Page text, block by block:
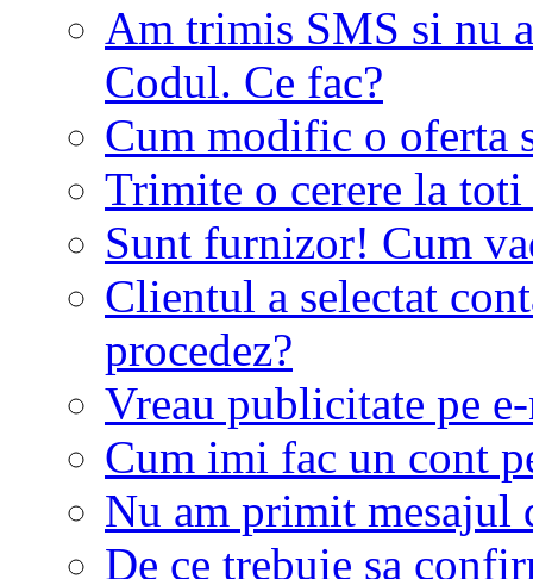
Am trimis SMS si nu
Codul. Ce fac?
Cum modific o oferta
Trimite o cerere la
Sunt furnizor! Cum
Clientul a selectat
procedez?
Vreau publicitate pe
Cum imi fac un cont
Nu am primit mesajul
De ce trebuie sa